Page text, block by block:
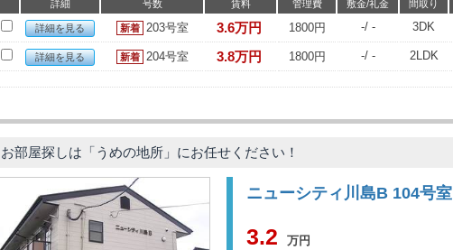
詳細 号数 賃料 管理費 敷金/礼金 間取り
詳細を見る 203号室 3.6万円 1800円 -/ - 3DK
詳細を見る 204号室 3.8万円 1800円 -/ - 2LDK
お部屋探しは「うめの地所」にお任せください！
ニューシティ川島B 104号室
3.2 万円